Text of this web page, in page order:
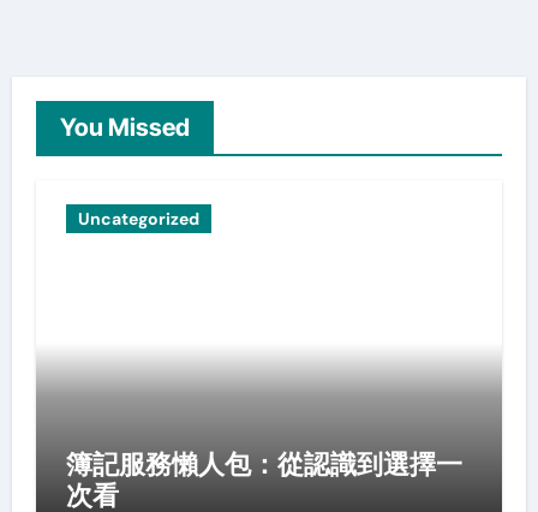
You Missed
Uncategorized
簿記服務懶人包：從認識到選擇一
次看